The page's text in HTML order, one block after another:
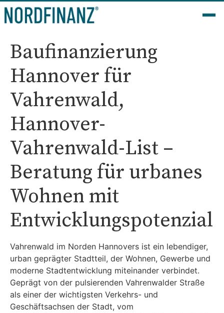
Baufinanzierung
Hannover für
Vahrenwald,
Hannover-
Vahrenwald-List –
Beratung für urbanes
Wohnen mit
Entwicklungspotenzial
Vahrenwald im Norden Hannovers ist ein lebendiger,
urban geprägter Stadtteil, der Wohnen, Gewerbe und
moderne Stadtentwicklung miteinander verbindet.
Geprägt von der pulsierenden Vahrenwalder Straße
als einer der wichtigsten Verkehrs- und
Geschäftsachsen der Stadt, vom